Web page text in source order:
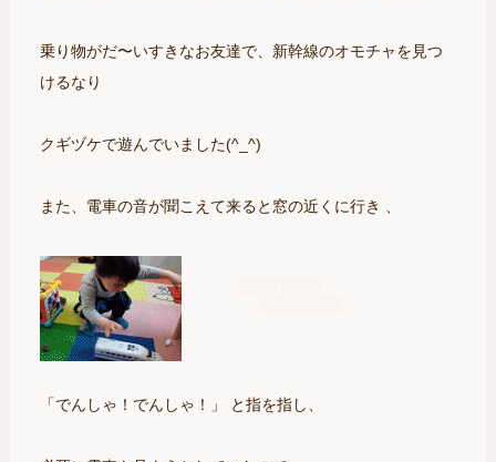
乗り物がだ〜いすきなお友達で、新幹線のオモチャを見つ
けるなり
クギヅケで遊んでいました(^_^)
また、電車の音が聞こえて来ると窓の近くに行き 、
「でんしゃ！でんしゃ！」 と指を指し、